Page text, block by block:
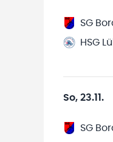
SG
HSG
So, 23.11.
SG